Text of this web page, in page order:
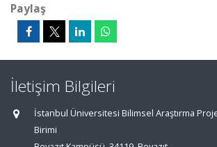
Paylaş
İletişim Bilgileri
İstanbul Üniversitesi Bilimsel Araştırma
Birimi